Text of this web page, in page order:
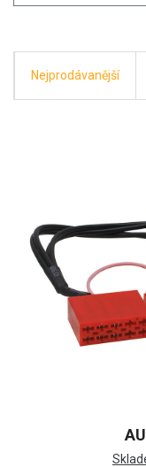
Nejprodávanější